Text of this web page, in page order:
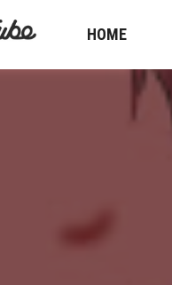
HOME